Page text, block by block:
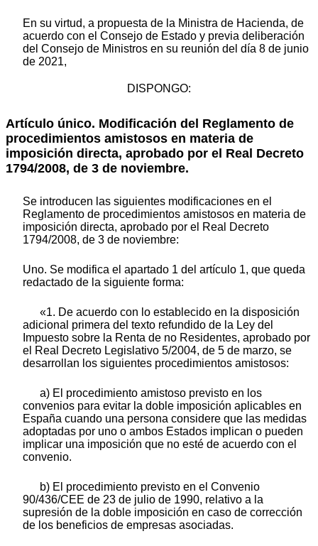
En su virtud, a propuesta de la Ministra de Hacienda, de
acuerdo con el Consejo de Estado y previa deliberación
del Consejo de Ministros en su reunión del día 8 de junio
de 2021,
DISPONGO:
Artículo único. Modificación del Reglamento de
procedimientos amistosos en materia de
imposición directa, aprobado por el Real Decreto
1794/2008, de 3 de noviembre.
Se introducen las siguientes modificaciones en el
Reglamento de procedimientos amistosos en materia de
imposición directa, aprobado por el Real Decreto
1794/2008, de 3 de noviembre:
Uno. Se modifica el apartado 1 del artículo 1, que queda
redactado de la siguiente forma:
«1. De acuerdo con lo establecido en la disposición
adicional primera del texto refundido de la Ley del
Impuesto sobre la Renta de no Residentes, aprobado por
el Real Decreto Legislativo 5/2004, de 5 de marzo, se
desarrollan los siguientes procedimientos amistosos:
a) El procedimiento amistoso previsto en los
convenios para evitar la doble imposición aplicables en
España cuando una persona considere que las medidas
adoptadas por uno o ambos Estados implican o pueden
implicar una imposición que no esté de acuerdo con el
convenio.
b) El procedimiento previsto en el Convenio
90/436/CEE de 23 de julio de 1990, relativo a la
supresión de la doble imposición en caso de corrección
de los beneficios de empresas asociadas.